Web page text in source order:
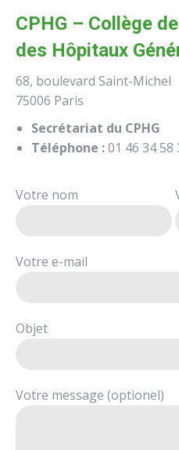
CPHG – Collège
des Hôpitaux
68, boulevard Saint-Michel
75006 Paris
Secrétariat du CPHG
Téléphone :01 46 34 58
Votre nom
Votre e-mail
Objet
Votre message (optionel)